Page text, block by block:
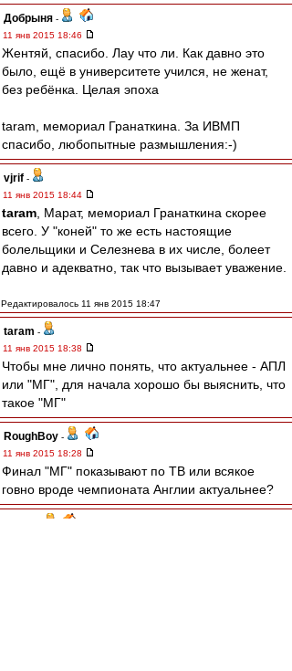
Добрыня -
11 янв 2015 18:46
Жентяй, спасибо. Лау что ли. Как давно это
было, ещё в университете учился, не женат,
без ребёнка. Целая эпоха
taram, мемориал Гранаткина. За ИВМП
спасибо, любопытные размышления:-)
vjrif -
11 янв 2015 18:44
taram , Марат, мемориал Гранаткина скорее
всего. У "коней" то же есть настоящие
болельщики и Селезнева в их числе, болеет
давно и адекватно, так что вызывает уважение.
Редактировалось 11 янв 2015 18:47
taram -
11 янв 2015 18:38
Чтобы мне лично понять, что актуальнее - АПЛ
или "МГ", для начала хорошо бы выяснить, что
такое "МГ"
RoughBoy -
11 янв 2015 18:28
Финал "МГ" показывают по ТВ или всякое
говно вроде чемпионата Англии актуальнее?